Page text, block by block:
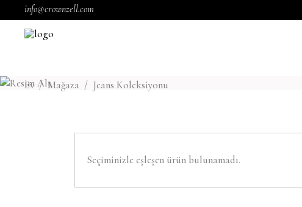
info@crownzell.com
Ev/Mağaza / Jeans Koleksiyonu
Seçiminizle eşleşen ürün bulunamadı.